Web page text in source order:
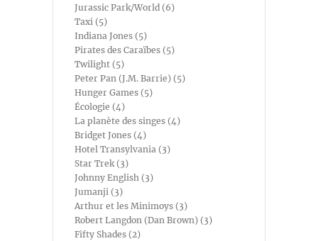
Jurassic Park/World (6)
Taxi (5)
Indiana Jones (5)
Pirates des Caraïbes (5)
Twilight (5)
Peter Pan (J.M. Barrie) (5)
Hunger Games (5)
Écologie (4)
La planète des singes (4)
Bridget Jones (4)
Hotel Transylvania (3)
Star Trek (3)
Johnny English (3)
Jumanji (3)
Arthur et les Minimoys (3)
Robert Langdon (Dan Brown) (3)
Fifty Shades (2)